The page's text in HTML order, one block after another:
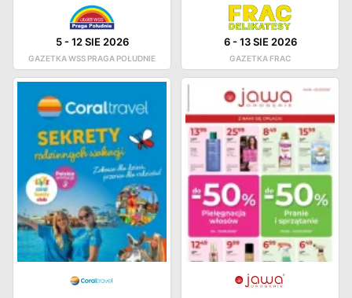
5-12 SIE 2026
GAZETKA WSS PRAGA POŁUDNIE
6-13 SIE 2026
GAZETKA FRAC